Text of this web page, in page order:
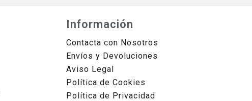
Información
Contacta con Nosotros
Envíos y Devoluciones
Aviso Legal
Política de Cookies
Política de Privacidad